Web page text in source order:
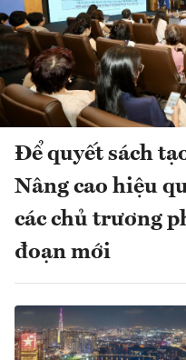
Để quyết sách
Nâng cao hiệu
các chủ trương
đoạn mới